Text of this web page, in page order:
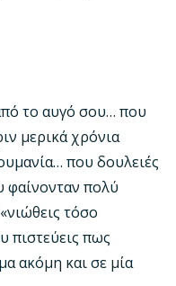
το αυγό σου… που
μερικά χρόνια
που δουλειές
φαίνονταν πολύ
τόσο
πιστεύεις πως
ακόμη και σε μία